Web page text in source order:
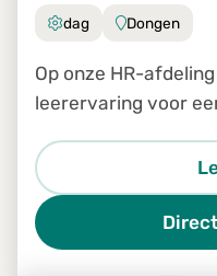
dag Dongen
Op onze HR-
leerervaring voor
meewerkstage voor
2026 tot en met